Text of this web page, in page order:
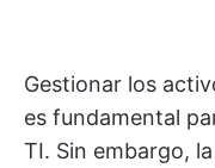
Gestionar los
es fundamental
TI. Sin embargo,